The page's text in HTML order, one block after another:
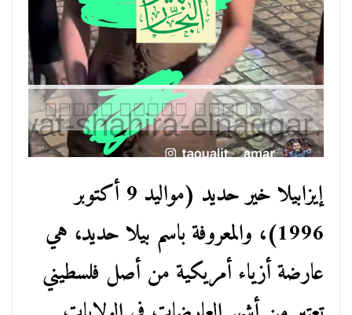
إيزابيلا خير حديد (مواليد 9 أكتوبر
1996)، والمعروفة باسم بيلا حديد، هي
عارضة أزياء أمريكية من أصل فلسطيني